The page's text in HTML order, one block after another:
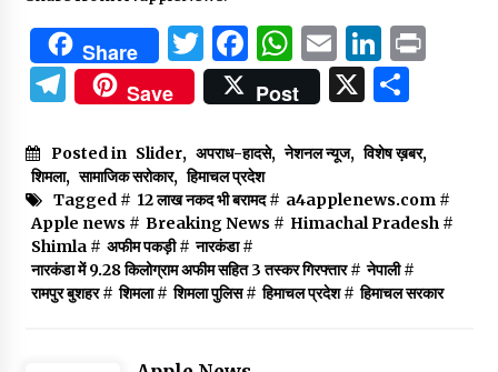
Share Twitter
Facebook
WhatsApp
Email
Telegram
Save Post X
Posted in Slider, अपराध-हादसे, नेशनल न्यूज, विशेष ख़बर,
शिमला, सामाजिक सरोकार, हिमाचल प्रदेश
Tagged # 12 लाख नकद भी बरामद# a4applenews.com#
Apple news # Breaking News # Himachal Pradesh#
Shimla# अफीम पकड़ी# नारकंडा#
नारकंडा में 9.28 किलोग्राम अफीम सहित 3 तस्कर गिरफ्तार# नेपाली#
रामपुर बुशहर# शिमला# शिमला पुलिस# हिमाचल प्रदेश# हिमाचल सरकार